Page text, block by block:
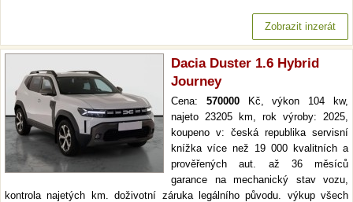
Zobrazit inzerát
Dacia Duster 1.6 Hybrid
Journey
Cena: 570000Kč, výkon 104 kw,
najeto 23205 km, rok výroby: 2025,
koupeno v: česká republika servisní
knížka více než 19 000 kvalitních a
prověřených aut. až 36 měsíců
garance na mechanický stav vozu,
kontrola najetých km. doživotní záruka legálního původu. výkup všech